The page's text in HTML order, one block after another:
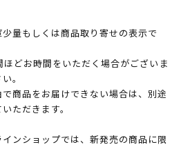
量もしくは商品取り寄せの表示で
どお時間をいただく場合がございま
。
商品をお届けできない場合は、別途
ただきます。
ンショップでは、新発売の商品に限